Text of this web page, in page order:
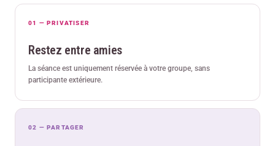
01 — PRIVATISER
Restez entre amies
La séance est uniquement réservée à votre groupe, sans
participante extérieure.
02 — PARTAGER